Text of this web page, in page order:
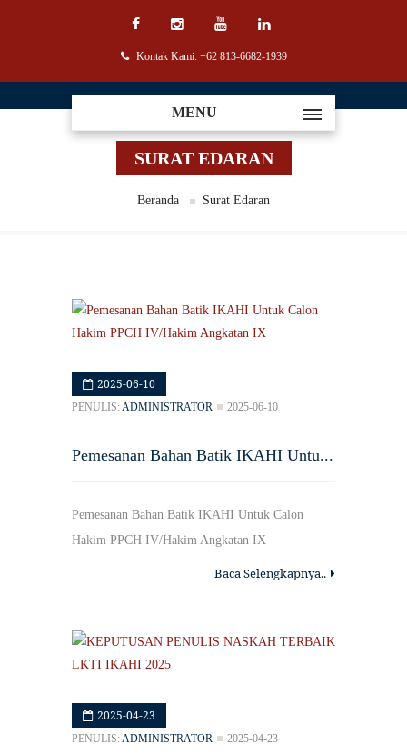
Kontak Kami: +62 813-6682-1939
MENU
SURAT EDARAN
Beranda Surat Edaran
2025-06-10
PENULIS:ADMINISTRATOR 2025-06-10
Pemesanan Bahan Batik IKAHI Untu...
Pemesanan Bahan Batik IKAHI Untuk Calon
Hakim PPCH IV/Hakim Angkatan IX
Baca Selengkapnya..
2025-04-23
PENULIS:ADMINISTRATOR 2025-04-23